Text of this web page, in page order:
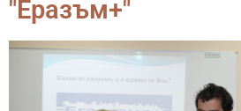
"Еразъм+"